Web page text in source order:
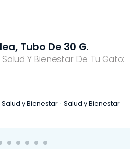
P & C Belight Fast
G.
Be-Light Fast Control de Peso Jaleas